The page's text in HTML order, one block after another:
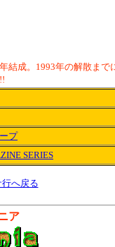
結成。1993年の解散まで
プ
SERIES
へ戻る
ア